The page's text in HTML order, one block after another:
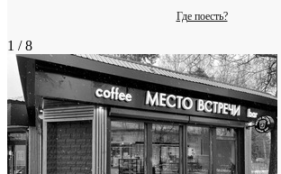
Где поесть?
1 / 8